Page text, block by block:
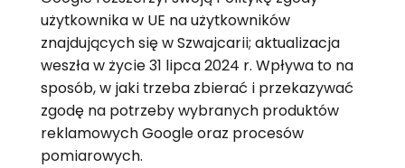
użytkownika w UE na użytkowników
znajdujących się w Szwajcarii; aktualizacja
weszła w życie 31 lipca 2024 r. Wpływa to na
sposób, w jaki trzeba zbierać i przekazywać
zgodę na potrzeby wybranych produktów
reklamowych Google oraz procesów
pomiarowych.